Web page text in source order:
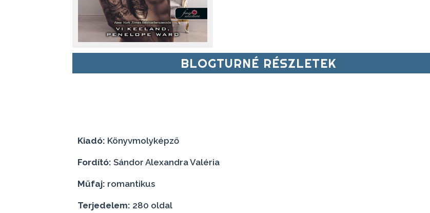
BLOGTURNÉ RÉSZLETEK
Kiadó: Könyvmolyképző
Fordító: Sándor Alexandra Valéria
Műfaj: romantikus
Terjedelem: 280 oldal